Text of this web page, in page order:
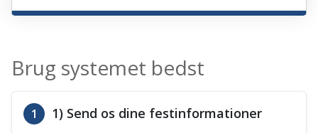
Brug systemet bedst
1 1) Send os dine festinformationer